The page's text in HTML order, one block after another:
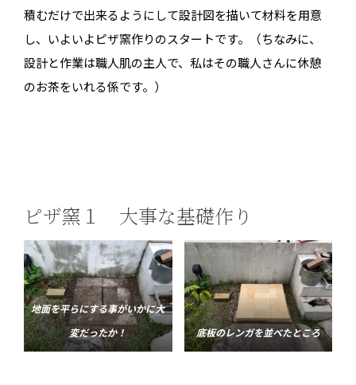
積むだけで出来るようにして設計図を描いて材料を用意
し、いよいよピザ窯作りのスタートです。（ちなみに、
設計と作業は職人肌の主人で、私はその職人さんに休憩
のお茶をいれる係です。）
ピザ窯１ 大事な基礎作り
地面を平らにする事がいかに大
変だったか！
底板のレンガを並べたところ